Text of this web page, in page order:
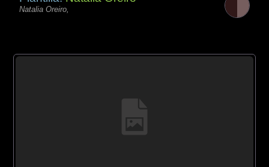
Natalia Oreiro,